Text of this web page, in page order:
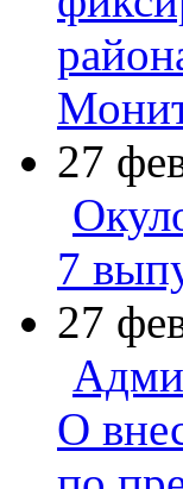
27
7
27
О